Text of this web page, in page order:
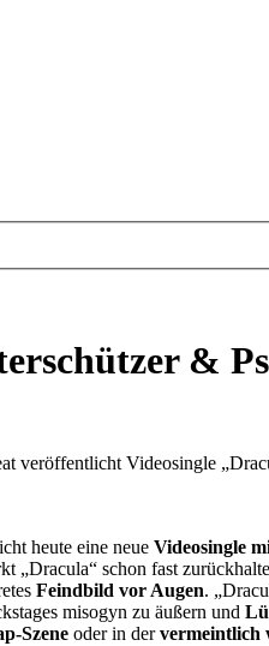
&
veröffentlicht Videosingle
heute eine neue Videosingle
schon fast
Feindbild vor Augen.
misogyn zu äußern und
Szene oder in dervermeintlich